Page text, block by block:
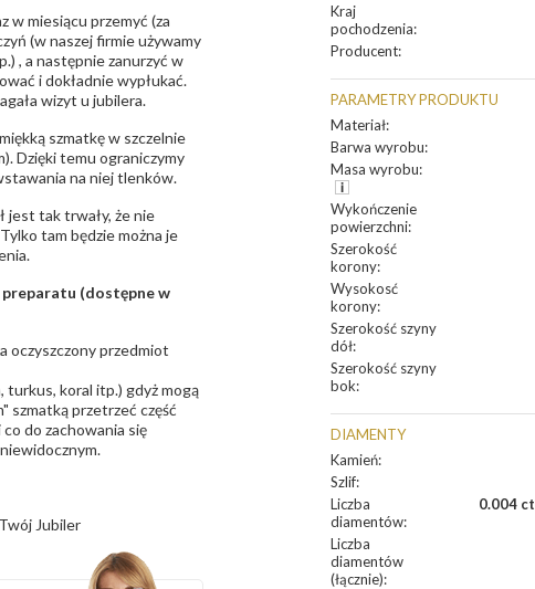
Kraj
pochodzenia:
Producent:
PARAMETRY PRODUKTU
Materiał:
Barwa wyrobu:
Masa wyrobu:
Wykończenie
powierzchni:
Szerokość
korony:
Wysokosć
korony:
Szerokość szyny
dół:
Szerokość szyny
bok:
DIAMENTY
Kamień:
Szlif:
Liczba
diamentów:
0.004
Liczba
diamentów
(łącznie):
w miesiącu przemyć (za
(w naszej firmie używamy
, a następnie zanurzyć w
i dokładnie wypłukać.
wizyt u jubilera.
szmatkę w szczelnie
Dzięki temu ograniczymy
na niej tlenków.
jest tak trwały, że nie
tam będzie można je
preparatu (dostępne w
oczyszczony przedmiot
turkus, koral itp.) gdyż mogą
szmatką przetrzeć część
do zachowania się
Jubiler